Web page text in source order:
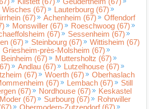
Wisches (67)
Lauterbourg (67)
(67) Achenheim (67)
Offendorf
Monswiller (67)
Roeschwoog (67)
(67)
Sessenheim (67)
(67) Steinbourg (67)
Wittisheim (67)
Griesheim-près-Molsheim (67)
Beinheim (67)
Muttersholtz (67)
Andlau (67)
Lutzelhouse (67)
(67) Woerth (67)
Oberhaslach
(67) Lembach (67)
Still
(67) Nordhouse (67)
Keskastel
(67) Surbourg (67)
Rohrwiller